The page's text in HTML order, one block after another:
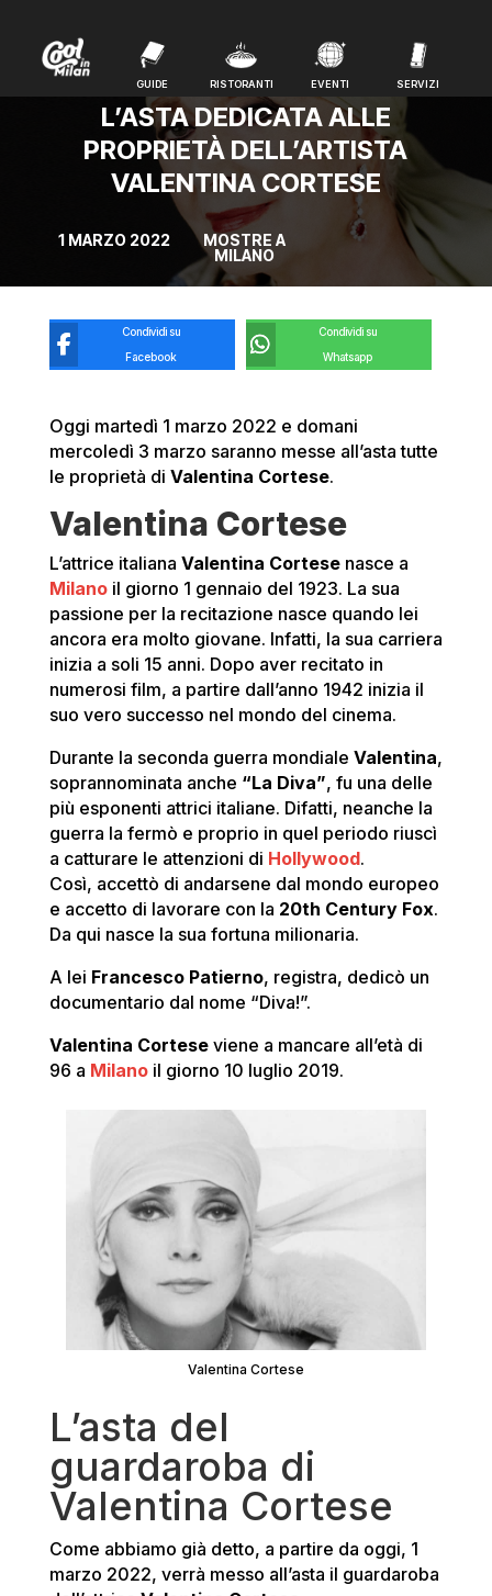
GUIDE RISTORANTI EVENTI SERVIZI
GUIDE RISTORANTI EVENTI SERVIZI
L’ASTA DEDICATA ALLE
PROPRIETÀ DELL’ARTISTA
VALENTINA CORTESE
1 MARZO 2022
MOSTRE A
MILANO
Condividi su
Facebook
Condividi su
Whatsapp
Oggi martedì 1 marzo 2022 e domani
mercoledì 3 marzo saranno messe all’asta tutte
le proprietà di Valentina Cortese.
Valentina Cortese
L’attrice italiana Valentina Cortesenasce a
Milano il giorno 1 gennaio del 1923. La sua
passione per la recitazione nasce quando lei
ancora era molto giovane. Infatti, la sua carriera
inizia a soli 15 anni. Dopo aver recitato in
numerosi film, a partire dall’anno 1942 inizia il
suo vero successo nel mondo del cinema.
Durante la seconda guerra mondiale Valentina,
soprannominata anche “La Diva”, fu una delle
più esponenti attrici italiane. Difatti, neanche la
guerra la fermò e proprio in quel periodo riuscì
a catturare le attenzioni di Hollywood.
Così, accettò di andarsene dal mondo europeo
e accetto di lavorare con la 20th Century Fox.
Da qui nasce la sua fortuna milionaria.
A lei Francesco Patierno, registra, dedicò un
documentario dal nome “Diva!”.
Valentina Corteseviene a mancare all’età di
96 a Milano il giorno 10 luglio 2019.
Valentina Cortese
L’asta del
guardaroba di
Valentina Cortese
Come abbiamo già detto, a partire da oggi, 1
marzo 2022, verrà messo all’asta il guardaroba